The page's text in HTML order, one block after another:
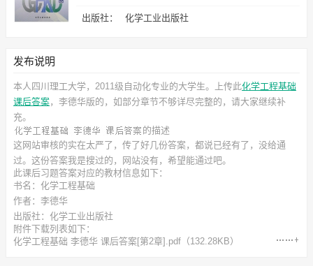
出版社： 化学工业出版社
发布说明
本人四川理工大学，2011级自动化专业的大学生。上传此化学工程基础
课后答案，李德华版的，如部分章节不够详尽完整的，请大家继续补
充。
的描述
这网站审核的实在太严了，传了好几份答案，都说已经有了，没给通
过。这份答案我是搜过的，网站没有，希望能通过吧。
此课后习题答案对应的教材信息如下：
书名：化学工程基础
作者：李德华
出版社：化学工业出版社
附件下载列表如下：
化学工程基础 李德华 课后答案[第2章].pdf （132.28KB）